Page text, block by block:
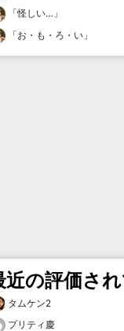
「怪しい… 」
「お・も・ろ・い 」
近の評価さ
タムケン2
プリティ慶